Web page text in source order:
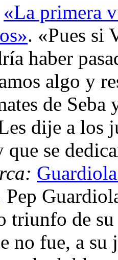
«La primera
. «Pues si
haber
algo y
de
dije a los
que se
Pep
triunfo de
no fue, a su